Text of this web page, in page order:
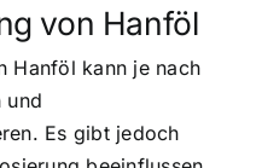
von Hanföl
Hanföl kann je nach
und
Es gibt jedoch